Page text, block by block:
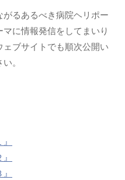
るあるべき病院ヘリポー
に情報発信をしてまいり
ブサイトでも順次公開い
。